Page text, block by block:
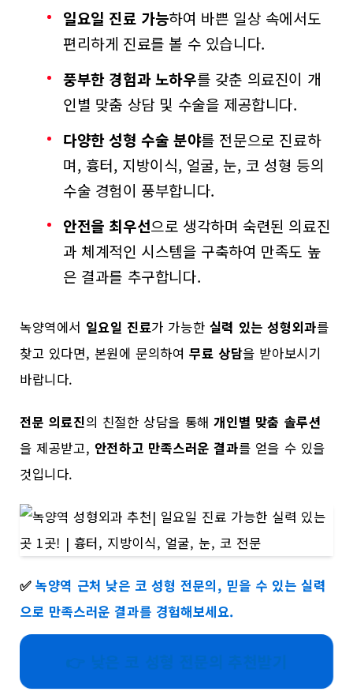
일요일 진료 가능하여 바쁜 일상 속에서도
편리하게 진료를 볼 수 있습니다.
풍부한 경험과 노하우를 갖춘 의료진이 개
인별 맞춤 상담 및 수술을 제공합니다.
다양한 성형 수술 분야를 전문으로 진료하
며, 흉터, 지방이식, 얼굴, 눈, 코 성형 등의
수술 경험이 풍부합니다.
안전을 최우선으로 생각하며 숙련된 의료진
과 체계적인 시스템을 구축하여 만족도 높
은 결과를 추구합니다.
녹양역에서 일요일 진료가 가능한 실력 있는 성형외과를
찾고 있다면, 본원에 문의하여무료 상담을 받아보시기
바랍니다.
전문 의료진의 친절한 상담을 통해개인별 맞춤 솔루션
을 제공받고, 안전하고 만족스러운 결과를 얻을 수 있을
것입니다.
✅녹양역 근처 낮은 코 성형 전문의, 믿을 수 있는 실력
으로 만족스러운 결과를 경험해보세요.